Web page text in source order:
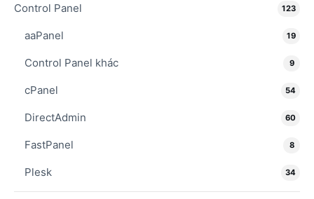
Control Panel 123
aaPanel 19
Control Panel khác 9
cPanel 54
DirectAdmin 60
FastPanel 8
Plesk 34